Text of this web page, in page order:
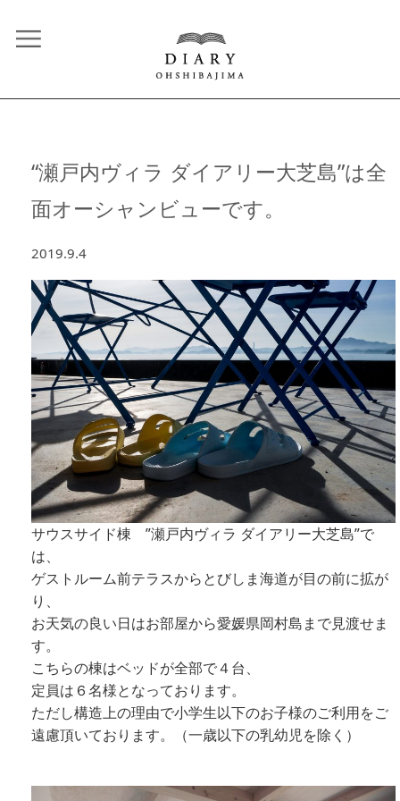
“瀬戸内ヴィラ ダイアリー大芝島”は全
面オーシャンビューです。
2019.9.4
サウスサイド棟 ”瀬戸内ヴィラ ダイアリー大芝島”で
は、
ゲストルーム前テラスからとびしま海道が目の前に拡が
り、
お天気の良い日はお部屋から愛媛県岡村島まで見渡せま
す。
こちらの棟はベッドが全部で４台、
定員は６名様となっております。
ただし構造上の理由で小学生以下のお子様のご利用をご
遠慮頂いております。（一歳以下の乳幼児を除く）